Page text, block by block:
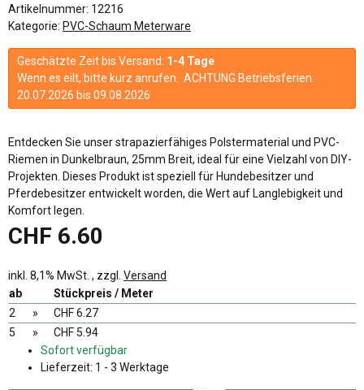
Artikelnummer: 12216
Kategorie: PVC-Schaum Meterware
Geschätzte Zeit bis Versand: 1-4 Tage
Wenn es eilt, bitte kurz anrufen. ACHTUNG Betriebsferien:
20.07.2026 bis 09.08.2026
Entdecken Sie unser strapazierfähiges Polstermaterial und PVC-
Riemen in Dunkelbraun, 25mm Breit, ideal für eine Vielzahl von DIY-
Projekten. Dieses Produkt ist speziell für Hundebesitzer und
Pferdebesitzer entwickelt worden, die Wert auf Langlebigkeit und
Komfort legen.
CHF 6.60
inkl. 8,1% MwSt. , zzgl. Versand
ab
Stückpreis / Meter
2
»
CHF 6.27
5
»
CHF 5.94
Sofort verfügbar
Lieferzeit: 1 - 3 Werktage